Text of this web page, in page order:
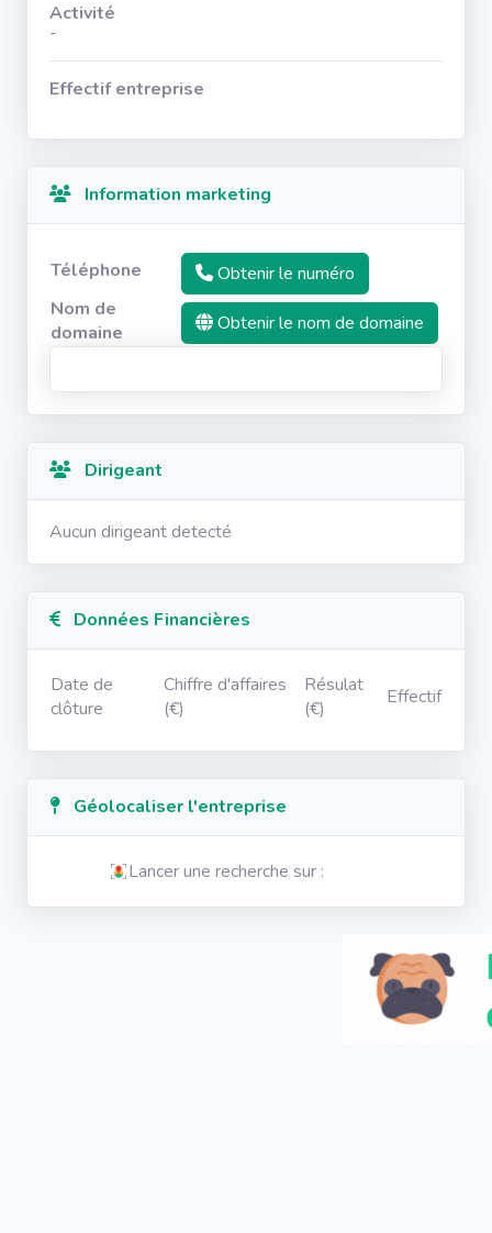
Activité
-
Effectif entreprise
Information marketing
Téléphone
Obtenir le numéro
Nom de
domaine
Obtenir le nom de domaine
Dirigeant
Aucun dirigeant detecté
Données Financières
Date de
clôture
Chiffre d'affaires
(€)
Résulat
(€)
Effectif
Géolocaliser l'entreprise
Lancer une recherche sur :